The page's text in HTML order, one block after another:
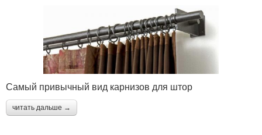
Самый привычный вид карнизов для штор
читать дальше →